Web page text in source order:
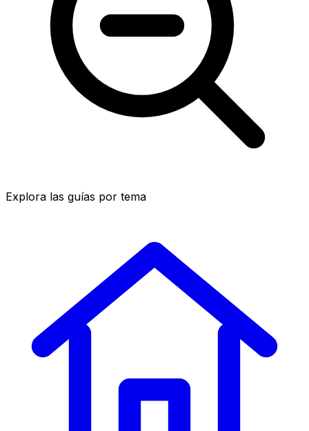
Explora las guías por tema